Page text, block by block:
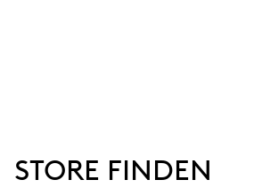
STORE FINDEN